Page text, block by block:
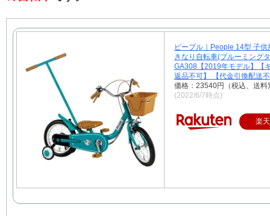
ピープル｜People 14型 子供
きなり自転車(ブルーミング
GA308【2019年モデル】【
返品不可】 【代金引換配送
価格：23540円（税込、送料
(2022/6/7時点)
楽